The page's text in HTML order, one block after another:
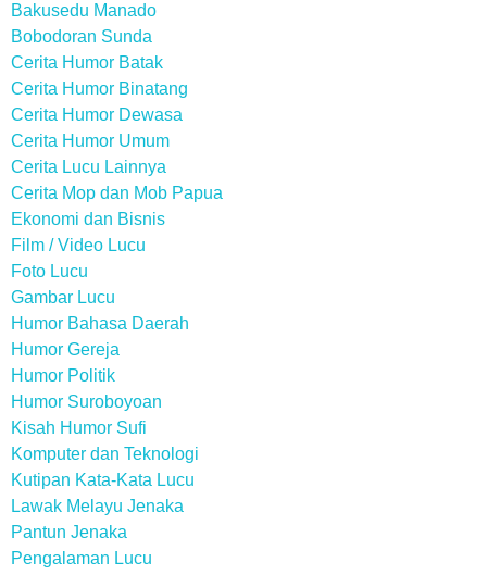
Bakusedu Manado
Bobodoran Sunda
Cerita Humor Batak
Cerita Humor Binatang
Cerita Humor Dewasa
Cerita Humor Umum
Cerita Lucu Lainnya
Cerita Mop dan Mob Papua
Ekonomi dan Bisnis
Film / Video Lucu
Foto Lucu
Gambar Lucu
Humor Bahasa Daerah
Humor Gereja
Humor Politik
Humor Suroboyoan
Kisah Humor Sufi
Komputer dan Teknologi
Kutipan Kata-Kata Lucu
Lawak Melayu Jenaka
Pantun Jenaka
Pengalaman Lucu